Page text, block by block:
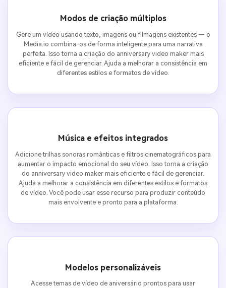
Modos de criação múltiplos
Gere um vídeo usando texto, imagens ou filmagens existentes — o
Media.io combina-os de forma inteligente para uma narrativa
perfeita. Isso torna a criação do anniversary video maker mais
eficiente e fácil de gerenciar. Ajuda a melhorar a consistência em
diferentes estilos e formatos de vídeo.
Música e efeitos integrados
Adicione trilhas sonoras românticas e filtros cinematográficos para
aumentar o impacto emocional do seu vídeo. Isso torna a criação
do anniversary video maker mais eficiente e fácil de gerenciar.
Ajuda a melhorar a consistência em diferentes estilos e formatos
de vídeo. Você pode usar esse recurso para produzir conteúdo
mais envolvente e pronto para a plataforma.
Modelos personalizáveis
Acesse temas de vídeo de aniversário prontos para usar